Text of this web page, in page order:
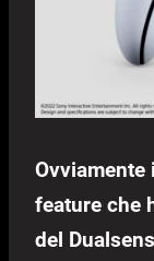
feature che
del